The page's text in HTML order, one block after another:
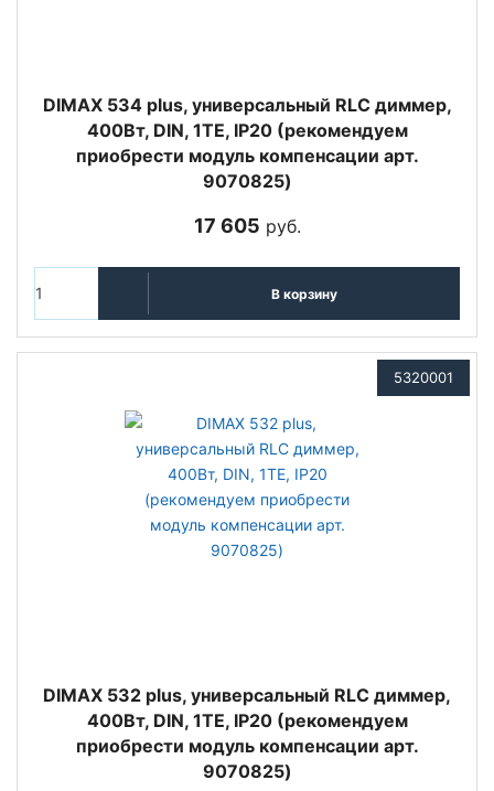
DIMAX 534 plus, универсальный RLC диммер,
400Вт, DIN, 1ТЕ, IP20 (рекомендуем
приобрести модуль компенсации арт.
9070825)
17 605 руб.
В корзину
5320001
DIMAX 532 plus, универсальный RLC диммер,
400Вт, DIN, 1ТЕ, IP20 (рекомендуем
приобрести модуль компенсации арт.
9070825)